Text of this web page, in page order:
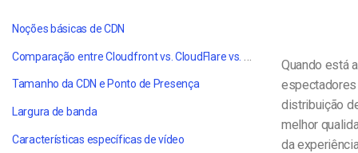
Noções básicas de CDN
Tamanho da CDN e Ponto de Presença
Largura de banda
Características específicas de vídeo
Quando está
espectadores
distribuição
melhor
da